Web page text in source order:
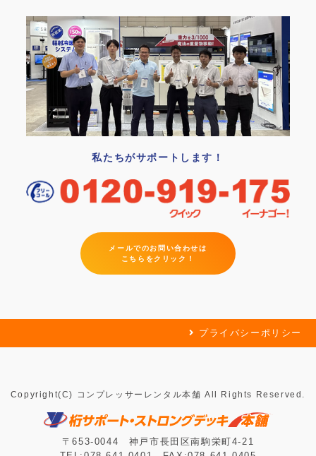
私たちがサポートします！
メールでのお問い合わせは
こちらをクリック！
プライバシーポリシー
Copyright(C) コンプレッサーレンタル本舗 All Rights Reserved.
〒653-0044 神戸市長田区南駒栄町4-21